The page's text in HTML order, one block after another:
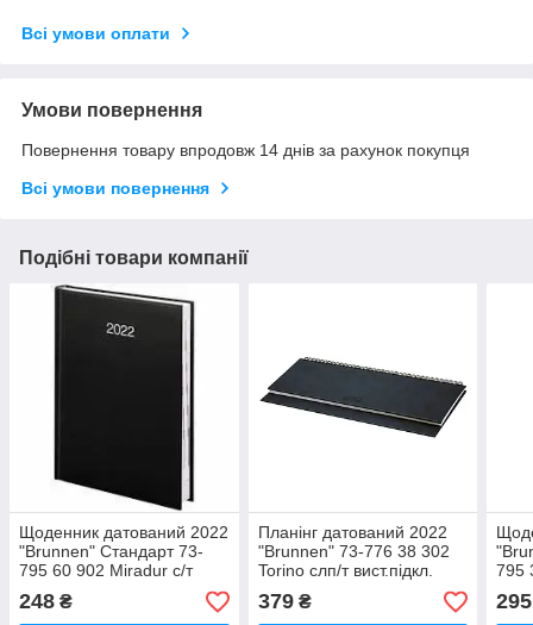
Всі умови оплати
Умови повернення
Повернення товару впродовж 14 днів за рахунок покупця
Всі умови повернення
Подібні товари компанії
Щоденник датований 2022
"Brunnen" Стандарт 73-
795 60 902 Miradur с/т
чорний, шт
248 ₴
Планiнг датований 2022
"Brunnen" 73-776 38 302
Torino слп/т вист.пiдкл.
синiй, шт
379₴
795
295